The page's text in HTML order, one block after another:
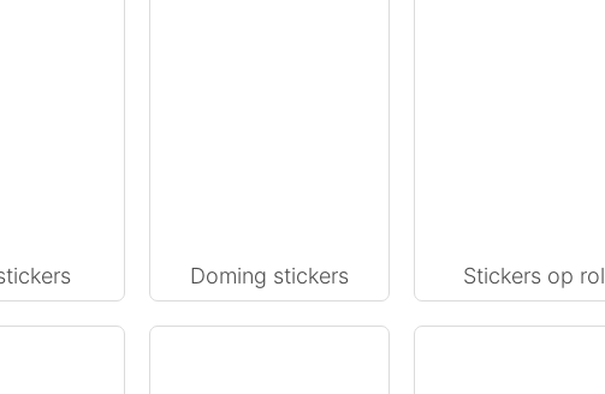
Doming stickers Stickers op rol